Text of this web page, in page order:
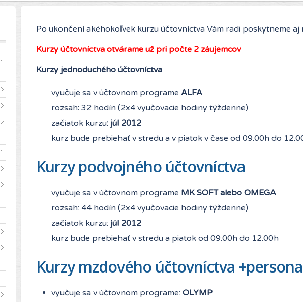
Po ukončení akéhokoľvek kurzu účtovníctva Vám radi poskytneme
Kurzy účtovníctva otvárame už pri počte 2 záujemcov
Kurzy jednoduchého účtovníctva
vyučuje sa v účtovnom programe ALFA
rozsah: 32 hodín (2x4 vyučovacie hodiny týždenne)
začiatok kurzu: júl 2012
kurz bude prebiehať v stredu a v piatok v čase od 09.00h do
Kurzy podvojného účtovníctva
vyučuje sa v účtovnom programe MK SOFT alebo OMEGA
rozsah: 44 hodín (2x4 vyučovacie hodiny týždenne)
začiatok kurzu: júl 2012
kurz bude prebiehať v stredu a piatok od 09.00h do 12.00h
Kurzy mzdového účtovníctva
vyučuje sa v účtovnom programe: OLYMP